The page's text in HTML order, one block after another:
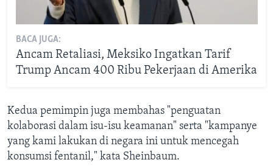
BACA JUGA:
Ancam Retaliasi, Meksiko Ingatkan Tarif
Trump Ancam 400 Ribu Pekerjaan di Amerika
Kedua pemimpin juga membahas "penguatan
kolaborasi dalam isu-isu keamanan" serta "kampanye
yang kami lakukan di negara ini untuk mencegah
konsumsi fentanil," kata Sheinbaum.